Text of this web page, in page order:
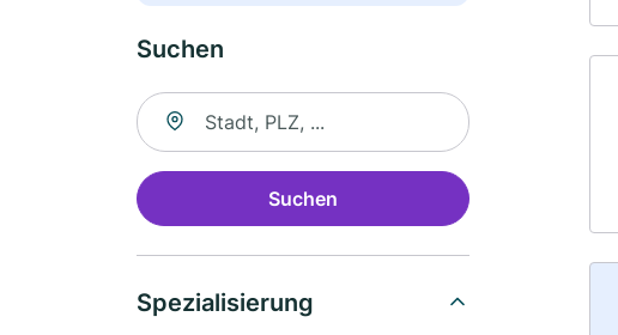
Suchen
Suche nach Ort
Suchen
Spezialisierung